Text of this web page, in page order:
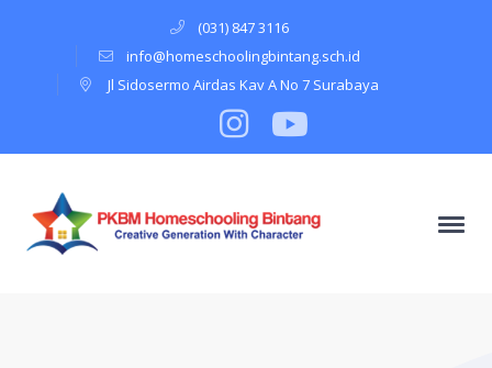
(031) 847 3116
info@homeschoolingbintang.sch.id
Jl Sidosermo Airdas Kav A No 7 Surabaya
Instagram
Profile
Youtube